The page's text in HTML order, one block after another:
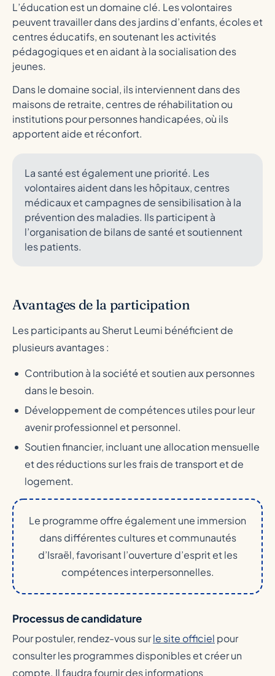
L’éducation est un domaine clé. Les volontaires
peuvent travailler dans des jardins d’enfants, écoles et
centres éducatifs, en soutenant les activités
pédagogiques et en aidant à la socialisation des
jeunes.
Dans le domaine social, ils interviennent dans des
maisons de retraite, centres de réhabilitation ou
institutions pour personnes handicapées, où ils
apportent aide et réconfort.
La santé est également une priorité. Les
volontaires aident dans les hôpitaux, centres
médicaux et campagnes de sensibilisation à la
prévention des maladies. Ils participent à
l’organisation de bilans de santé et soutiennent
les patients.
Avantages de la participation
Les participants au Sherut Leumi bénéficient de
plusieurs avantages :
Contribution à la société et soutien aux personnes
dans le besoin.
Développement de compétences utiles pour leur
avenir professionnel et personnel.
Soutien financier, incluant une allocation mensuelle
et des réductions sur les frais de transport et de
logement.
Le programme offre également une immersion
dans différentes cultures et communautés
d’Israël, favorisant l’ouverture d’esprit et les
compétences interpersonnelles.
Processus de candidature
Pour postuler, rendez-vous surle site officiel pour
consulter les programmes disponibles et créer un
compte. Il faudra fournir des informations